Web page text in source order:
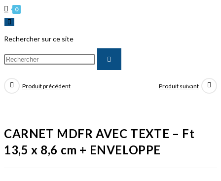
0
Rechercher sur ce site
Produit précédent Produit suivant
CARNET MDFR AVEC TEXTE – Ft
13,5 x 8,6 cm + ENVELOPPE